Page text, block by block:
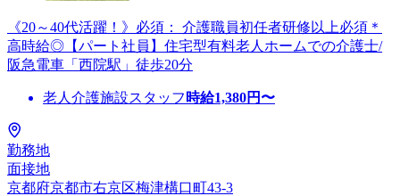
《20～40代活躍！》必須： 介護職員初任者研修以上必須＊
高時給◎【パート社員】住宅型有料老人ホームでの介護士/
阪急電車「西院駅」徒歩20分
老人介護施設スタッフ 時給1,380円〜
勤務地
面接地
京都府京都市右京区梅津構口町43-3